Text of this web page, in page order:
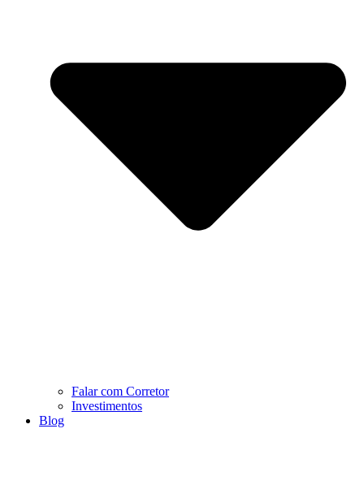
Falar com Corretor
Investimentos
Blog